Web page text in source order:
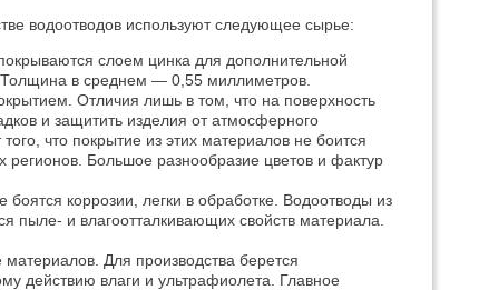
водоотводов используют следующее сырье:
слоем цинка для дополнительной
Толщина в среднем — 0,55 миллиметров.
Отличия лишь в том, что на поверхность
и защитить изделия от атмосферного
что покрытие из этих материалов не боится
регионов. Большое разнообразие цветов и фактур
коррозии, легки в обработке. Водоотводы из
и влагоотталкивающих свойств материала.
Для производства берется
действию влаги и ультрафиолета. Главное